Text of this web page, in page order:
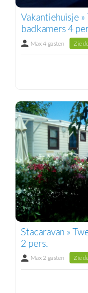
Vakantiehuisje
badkamers 4
Max 4 gasten Zie
Stacaravan »
2 pers.
Max 2 gasten Zie